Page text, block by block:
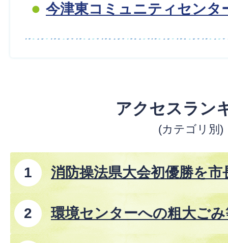
今津東コミュニティセンタ
アクセスラン
(カテゴリ別)
消防操法県大会初優勝を市
環境センターへの粗大ご